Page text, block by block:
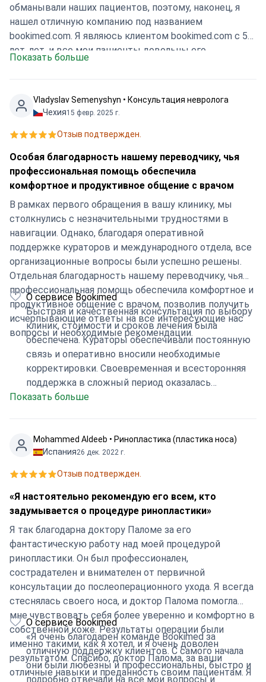
обманывали наших пациентов, поэтому, наконец, я
нашел отличную компанию под названием
bookimed.com. Я являюсь клиентом bookimed.com с 5
лет. лет, и все мои пациенты довольны его
персоналом и услугами, поэтому, как врач, я
здоровья…. С наилучшими пожеланиями, доктор
Показать больше
Vladyslav Semenyshyn • Консультация невролога
Чехия15 февр. 2025 г.
Отзыв подтвержден.
Особая благодарность нашему переводчику, чья
профессиональная помощь обеспечила
комфортное и продуктивное общение с врачом
В рамках первого обращения в вашу клинику, мы
столкнулись с незначительными трудностями в
навигации. Однако, благодаря оперативной
поддержке кураторов и международного отдела, все
организационные вопросы были успешно решены.
Отдельная благодарность нашему переводчику, чья
профессиональная помощь обеспечила комфортное и
продуктивное общение с врачом, позволив получить
исчерпывающие ответы на все интересующие нас
вопросы и необходимые рекомендации.
О сервисе Bookimed
Быстрая и качественная консультация по выбору
клиник, стоимости и сроков лечения была
обеспечена. Кураторы обеспечивали постоянную
связь и оперативно вносили необходимые
корректировки. Своевременная и всесторонняя
поддержка в сложный период оказалась
неоценима. Выражаем глубокую благодарность!
Показать больше
Mohammed Aldeeb • Ринопластика (пластика носа)
Испания26 дек. 2022 г.
Отзыв подтвержден.
«Я настоятельно рекомендую его всем, кто
задумывается о процедуре ринопластики»
Я так благодарна доктору Паломе за его
фантастическую работу над моей процедурой
ринопластики. Он был профессионален,
сострадателен и внимателен от первичной
консультации до послеоперационного ухода. Я всегда
стеснялась своего носа, и доктор Палома помогла
мне чувствовать себя более уверенно и комфортно в
собственной коже. Результаты операции были
именно такими, как я хотел, и я очень доволен
результатом. Спасибо, доктор Палома, за ваши
отличные навыки и преданность своим пациентам. Я
О сервисе Bookimed
«Я очень благодарен команде Bookimed за
отличную поддержку клиентов. С самого начала
они были любезны и профессиональны, быстро и
подробно отвечали на все мои вопросы и